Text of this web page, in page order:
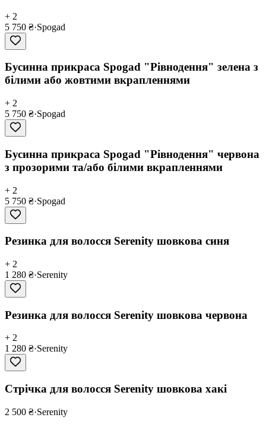
+ 2
5 750 ₴·Spogad
Бусинна прикраса Spogad "Рівнодення" зеленa з
білими або жовтими вкрапленнями
+ 2
5 750 ₴·Spogad
Бусинна прикраса Spogad "Рівнодення" червонa
з прозорими та/або білими вкрапленнями
+ 2
5 750 ₴·Spogad
Резинка для волосся Serenity шовкова синя
+ 2
1 280 ₴·Serenity
Резинка для волосся Serenity шовкова червона
+ 2
1 280 ₴·Serenity
Cтрічка для волосся Serenity шовкова хакі
2 500 ₴·Serenity